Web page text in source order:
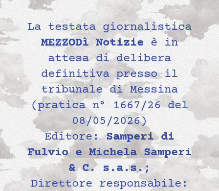
La testata giornalistica
MEZZODì Notizie è in
attesa di delibera
definitiva presso il
tribunale di Messina
(pratica n° 1667/26 del
08/05/2026)
Editore:Samperi di
Fulvio e Michela Samperi
& C. s.a.s.;
Direttore responsabile: